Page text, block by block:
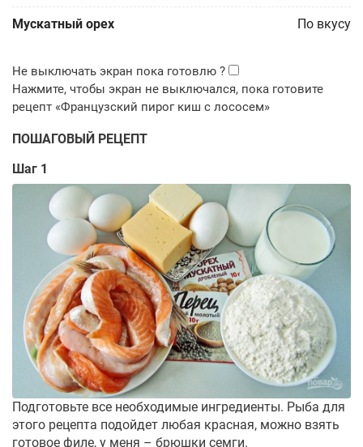
Мускатный орех По вкусу
ПОШАГОВЫЙ РЕЦЕПТ
Шаг 1
Подготовьте все необходимые ингредиенты. Рыба для
этого рецепта подойдет любая красная, можно взять
готовое филе, у меня – брюшки семги.